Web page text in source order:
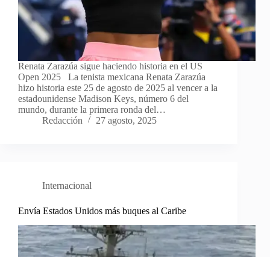
Renata Zarazúa sigue haciendo historia en el US
Open 2025 La tenista mexicana Renata Zarazúa
hizo historia este 25 de agosto de 2025 al vencer a la
estadounidense Madison Keys, número 6 del
mundo, durante la primera ronda del…
Redacción
27 agosto, 2025
Internacional
Envía Estados Unidos más buques al Caribe